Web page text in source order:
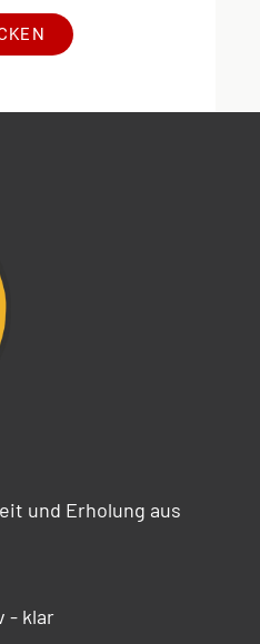
und Erholung aus
- klar